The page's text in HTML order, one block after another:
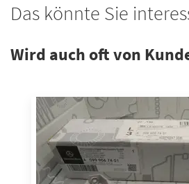
Das könnte Sie
Wird auch oft von